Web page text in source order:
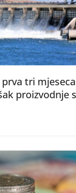
tri
proizvodnje